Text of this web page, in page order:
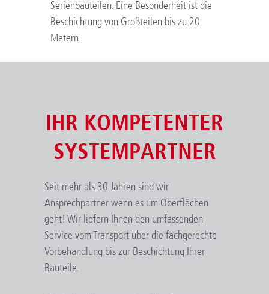
Serienbauteilen. Eine Besonderheit ist die
Beschichtung von Großteilen bis zu 20
Metern.
IHR KOMPETENTER
SYSTEMPARTNER
Seit mehr als 30 Jahren sind wir
Ansprechpartner wenn es um Oberflächen
geht! Wir liefern Ihnen den umfassenden
Service vom Transport über die fachgerechte
Vorbehandlung bis zur Beschichtung Ihrer
Bauteile.